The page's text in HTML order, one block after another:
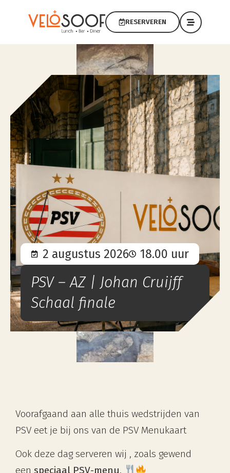
RESERVEREN
2 augustus 2026 18.00 uur
PSV – AZ | Johan Cruijff
Schaal finale
Voorafgaand aan alle thuis wedstrijden van
PSV eet je bij ons van de PSV Menukaart
Ook deze dag serveren wij , zoals gewend
een speciaal PSV-menu.